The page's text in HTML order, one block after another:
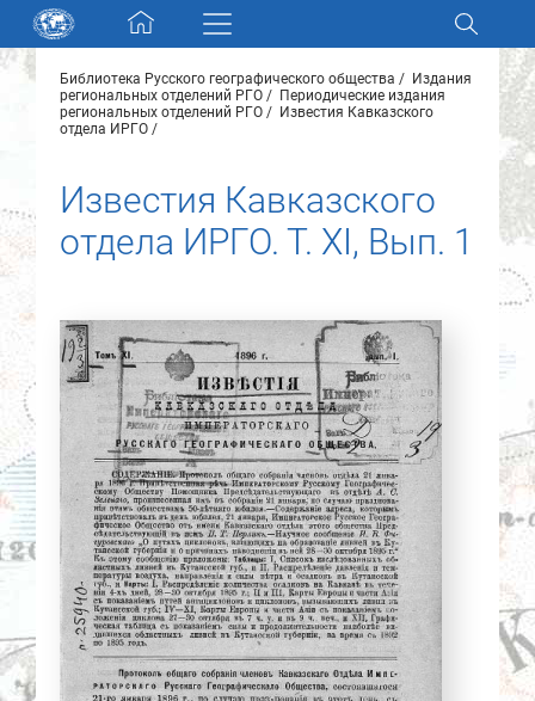
Skip navigation
Разделы и коллекции
Новости
О нас
Контакты
Партнеры
Библиотека Русского географического общества
Издания
региональных отделений РГО
Периодические издания
региональных отделений РГО
Известия Кавказского
отдела ИРГО
Известия Кавказского
отдела ИРГО. Т. ХI, Вып. 1